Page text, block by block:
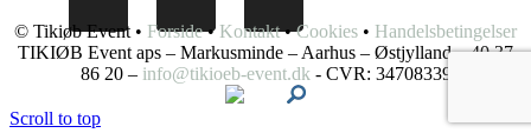
© Tikiøb Event • Forside• Kontakt•Cookies • Handelsbetingelser
TIKIØB Event aps – Markusminde – Aarhus – Østjylland – 40 37
86 20 – info@tikioeb-event.dk - CVR: 34708339
Scroll to top